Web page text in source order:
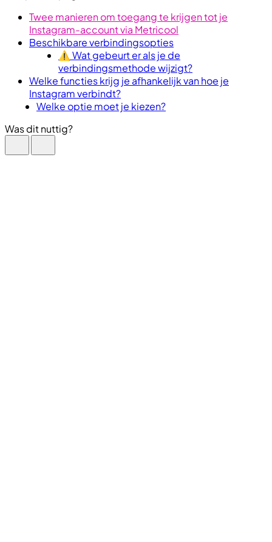
Twee manieren om toegang te krijgen tot je
Instagram-account via Metricool
Beschikbare verbindingsopties
⚠️ Wat gebeurt er als je de
verbindingsmethode wijzigt?
Welke functies krijg je afhankelijk van hoe je
Instagram verbindt?
Welke optie moet je kiezen?
Was dit nuttig?